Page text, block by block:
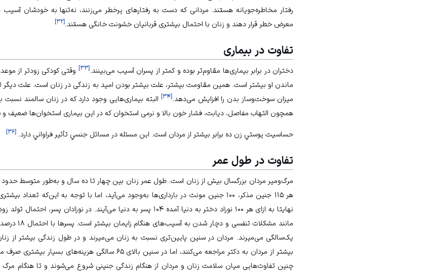
رفتار مخاطره‌جویانه هستند. مردانی که دست به رفتارهای پرخطر می‌زنند، نه‌تنها به خودشان
معرض خطر قرار دهند و زنان با احتمال بیشتری قربانیان خشونت خانگی هستند. [۳۲]
تفاوت در بیماری
دختران در برابر بیماری‌ها مقاوم‌تر بوده و کمتر از پسران آسیب می‌بینند.[۳۳] وقتی کودکی زودتر از
ماندن او بیشتر است. همین مقاومت بیشتر، علت بیشتر بودن امید به زندگی در زنان است. علت
میزان سوخت‌وساز بدن را افزایش می‌­دهد.[۳۴] البته بیماری‌­هایی وجود دارد که در زنان سالمند نسبت
همچون التهاب مفاصل، دیابت، فشار خون بالا و نرمی استخوان که در این بیماری استخوان‌ها ضعیف و
حساسيت پوستي زن ده برابر بيشتر از مردان است. اين مسئله در مسائل جنسي تأثير فراواني دارد. [۳۶]
تفاوت در طول عمر
مرگ‌ومير مردان بزرگسال بيش از زنان است. طول عمر زنان بين چهار تا ده سال و به‌طور متوسط
هر ۱۱۵ جنین مذکر، ۱۰۰ جنین مونث در بارداری‌ها به‌وجود می‌آید، اما با توجه به این‌که
نهایتا به ازای هر ۱۰۰ نوزاد دختر به دنیا آمده ۱۰۴ پسر به دنیا می‌آیند. در
مانند مشکلات
یک‌سالگی می‌میرند. مردان در سنین پایین‌تری نسبت به زنان می‌میرند و در طول زندگی بیشتر از
بیشتر از مردان به دکتر مراجعه می‌کنند،‌ اما در سنین بالای ۶۵
چنین تفاوت‌هایی میان سلامت زنان و مردان از هنگام زندگی جنینی شروع می‌شوند و تا هنگام مرگ